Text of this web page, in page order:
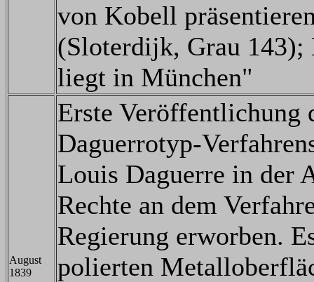
von Kobell
(Sloterdijk, Grau 143);
liegt in München"
August
1839
Erste Veröffentlichung
Daguerrotyp-
Louis Daguerre in der
Rechte an dem
Regierung erworben.
polierten